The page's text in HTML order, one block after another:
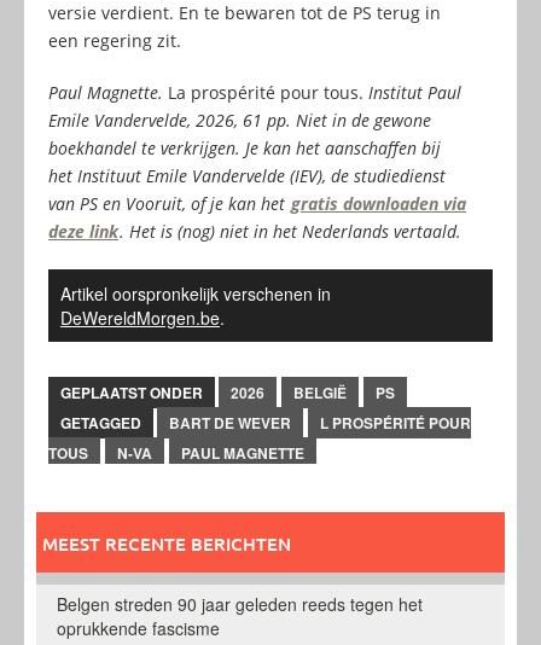
versie verdient. En te bewaren tot de PS terug in
een regering zit.
Paul Magnette. La prospérité pour tous. Institut Paul
Emile Vandervelde, 2026, 61 pp. Niet in de gewone
boekhandel te verkrijgen. Je kan het aanschaffen bij
het Instituut Emile Vandervelde (IEV), de studiedienst
van PS en Vooruit, of je kan het gratis downloaden via
deze link. Het is (nog) niet in het Nederlands vertaald.
Artikel oorspronkelijk verschenen in
DeWereldMorgen.be.
GEPLAATST ONDER 2026 BELGIË
PS
GETAGGED
BART DE WEVER
L PROSPÉRITÉ POUR
TOUS
N-VA PAUL MAGNETTE
MEEST RECENTE BERICHTEN
Belgen streden 90 jaar geleden reeds tegen het
oprukkende fascisme